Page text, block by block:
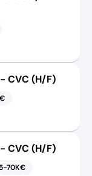
CVC (H/F)
CVC (H/F)
70K€